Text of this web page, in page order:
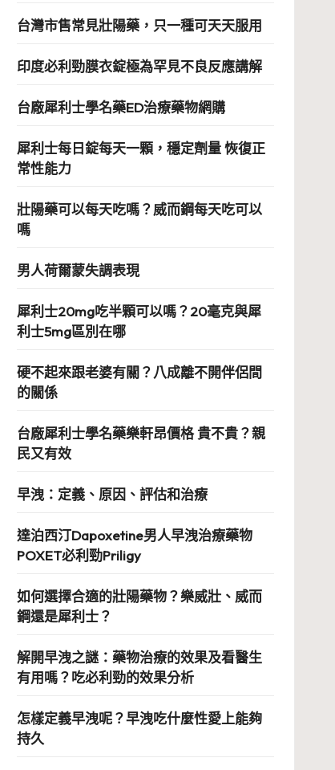
台灣市售常見壯陽藥，只一種可天天服用
印度必利勁膜衣錠極為罕見不良反應講解
台廠犀利士學名藥ED治療藥物網購
犀利士每日錠每天一顆，穩定劑量 恢復正
常性能力
壯陽藥可以每天吃嗎？威而鋼每天吃可以
嗎
男人荷爾蒙失調表現
犀利士20mg吃半顆可以嗎？20毫克與犀
利士5mg區別在哪
硬不起來跟老婆有關？八成離不開伴侶間
的關係
台廠犀利士學名藥樂軒昂價格 貴不貴？親
民又有效
早洩：定義、原因、評估和治療
達泊西汀Dapoxetine男人早洩治療藥物
POXET必利勁Priligy
如何選擇合適的壯陽藥物？樂威壯、威而
鋼還是犀利士？
解開早洩之謎：藥物治療的效果及看醫生
有用嗎？吃必利勁的效果分析
怎樣定義早洩呢？早洩吃什麼性愛上能夠
持久